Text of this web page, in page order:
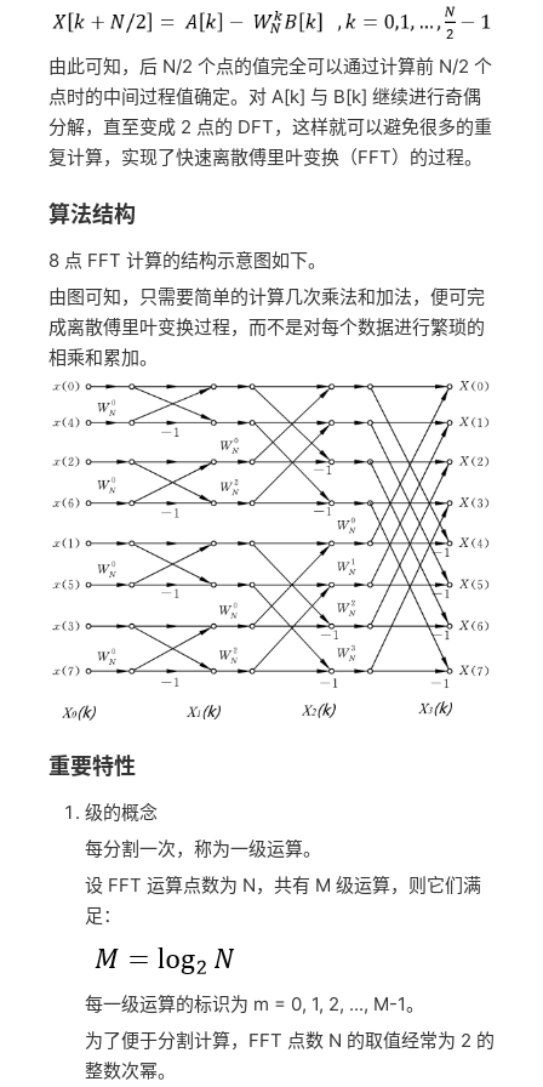
由此可知，后 N/2 个点的值完全可以通过计算前 N/2 个
点时的中间过程值确定。对 A[k] 与 B[k] 继续进行奇偶
分解，直至变成 2 点的 DFT，这样就可以避免很多的重
复计算，实现了快速离散傅里叶变换（FFT）的过程。
算法结构
8 点 FFT 计算的结构示意图如下。
由图可知，只需要简单的计算几次乘法和加法，便可完
成离散傅里叶变换过程，而不是对每个数据进行繁琐的
相乘和累加。
重要特性
级的概念
每分割一次，称为一级运算。
设 FFT 运算点数为 N，共有 M 级运算，则它们满
足：
每一级运算的标识为 m = 0, 1, 2, ..., M-1。
为了便于分割计算，FFT 点数 N 的取值经常为 2 的
整数次幂。